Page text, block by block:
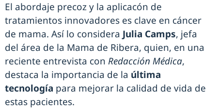
El abordaje precoz y la aplicacón de
tratamientos innovadores es clave en cáncer
de mama. Así lo considera Julia Camps, jefa
del área de la Mama de Ribera, quien, en una
reciente entrevista con Redacción Médica,
destaca la importancia de la última
tecnología para mejorar la calidad de vida de
estas pacientes.